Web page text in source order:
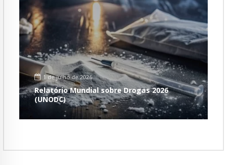
1 de julho de 2026
Relatório Mundial sobre Drogas 2026
(UNODC)